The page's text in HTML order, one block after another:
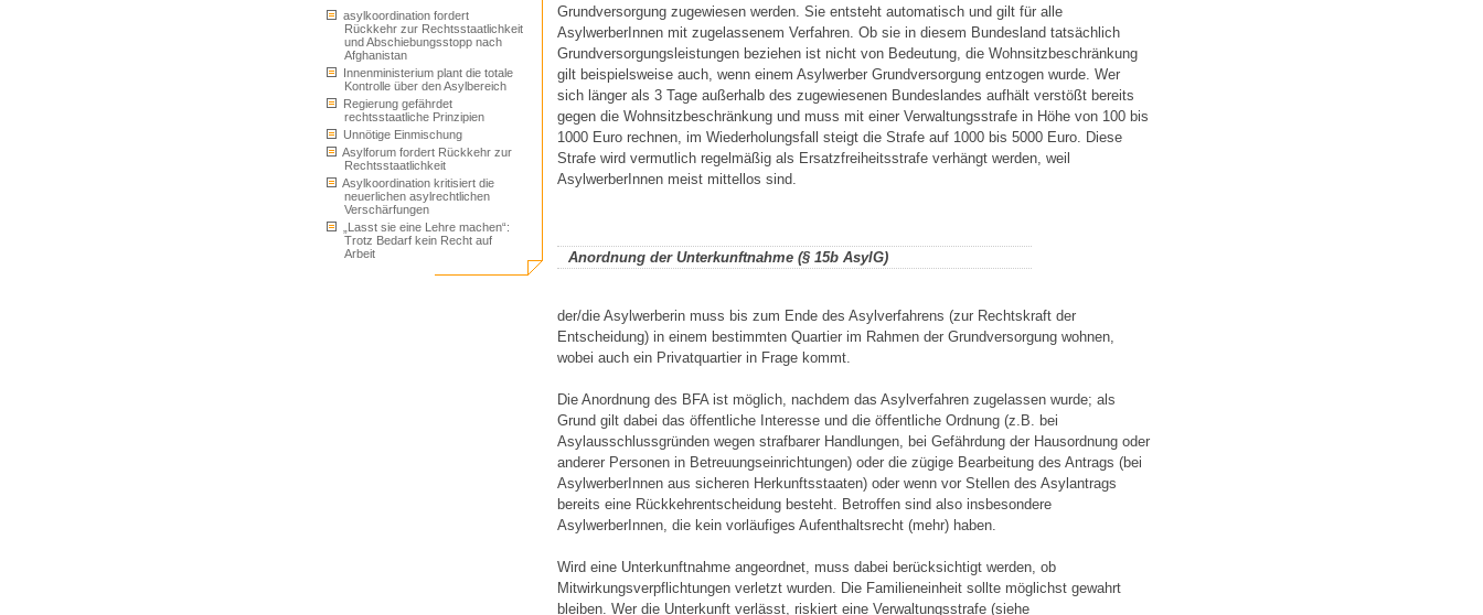
asylkoordination fordert
Rückkehr zur Rechtsstaatlichkeit
und Abschiebungsstopp nach
Afghanistan
Innenministerium plant die totale
Kontrolle über den Asylbereich
Regierung gefährdet
rechtsstaatliche Prinzipien
Unnötige Einmischung
Asylforum fordert Rückkehr zur
Rechtsstaatlichkeit
Asylkoordination kritisiert die
neuerlichen asylrechtlichen
Verschärfungen
„Lasst sie eine Lehre machen“:
Trotz Bedarf kein Recht auf
Arbeit
Grundversorgung zugewiesen werden. Sie entsteht automatisch und gilt für alle
AsylwerberInnen mit zugelassenem Verfahren. Ob sie in diesem Bundesland tatsächlich
Grundversorgungsleistungen beziehen ist nicht von Bedeutung, die Wohnsitzbeschränkung
gilt beispielsweise auch, wenn einem Asylwerber Grundversorgung entzogen wurde. Wer
sich länger als 3 Tage außerhalb des zugewiesenen Bundeslandes aufhält verstößt bereits
gegen die Wohnsitzbeschränkung und muss mit einer Verwaltungsstrafe in Höhe von 100 bis
1000 Euro rechnen, im Wiederholungsfall steigt die Strafe auf 1000 bis 5000 Euro. Diese
Strafe wird vermutlich regelmäßig als Ersatzfreiheitsstrafe verhängt werden, weil
AsylwerberInnen meist mittellos sind.
Anordnung der Unterkunftnahme (§ 15b AsylG)
der/die Asylwerberin muss bis zum Ende des Asylverfahrens (zur Rechtskraft der
Entscheidung) in einem bestimmten Quartier im Rahmen der Grundversorgung wohnen,
wobei auch ein Privatquartier in Frage kommt.
Die Anordnung des BFA ist möglich, nachdem das Asylverfahren zugelassen wurde; als
Grund gilt dabei das öffentliche Interesse und die öffentliche Ordnung (z.B. bei
Asylausschlussgründen wegen strafbarer Handlungen, bei Gefährdung der Hausordnung oder
anderer Personen in Betreuungseinrichtungen) oder die zügige Bearbeitung des Antrags (bei
AsylwerberInnen aus sicheren Herkunftsstaaten) oder wenn vor Stellen des Asylantrags
bereits eine Rückkehrentscheidung besteht. Betroffen sind also insbesondere
AsylwerberInnen, die kein vorläufiges Aufenthaltsrecht (mehr) haben.
Wird eine Unterkunftnahme angeordnet, muss dabei berücksichtigt werden, ob
Mitwirkungsverpflichtungen verletzt wurden. Die Familieneinheit sollte möglichst gewahrt
bleiben. Wer die Unterkunft verlässt, riskiert eine Verwaltungsstrafe (siehe